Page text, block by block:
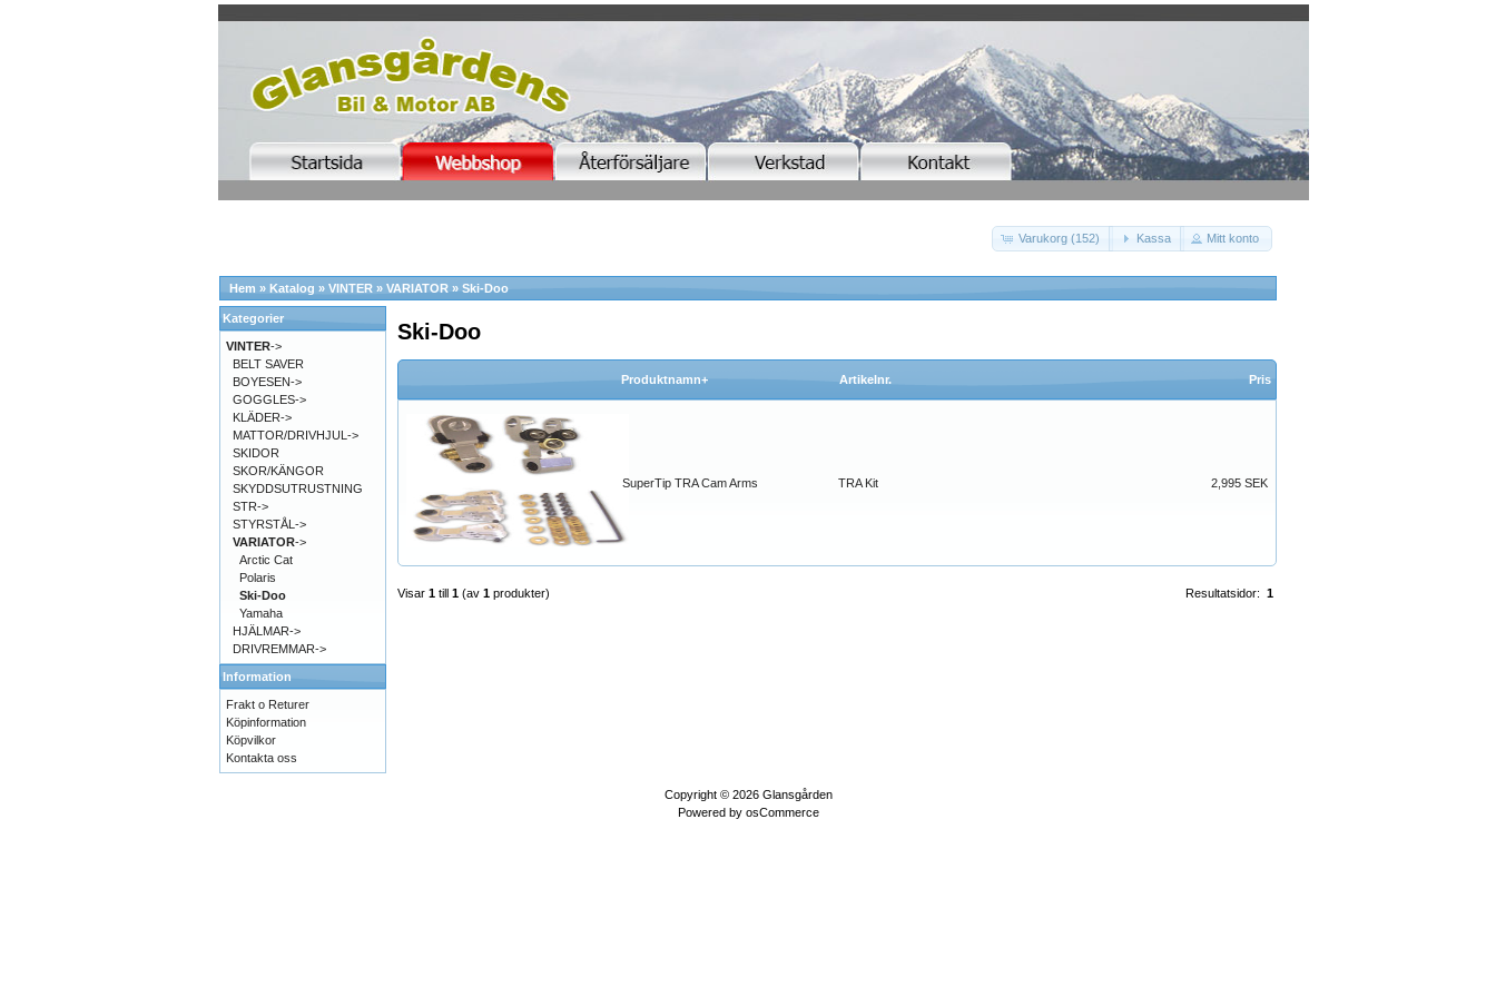
Varukorg (152) Kassa Mitt konto
Hem » Katalog » VINTER » VARIATOR » Ski-Doo
Ski-Doo
Produktnamn+ Artikelnr. Pris
SuperTip TRA Cam Arms TRA Kit 2,995 SEK
Resultatsidor: 1
Visar 1 till 1 (av 1 produkter)
Kategorier
VINTER->
BELT SAVER
BOYESEN->
GOGGLES->
KLÄDER->
MATTOR/DRIVHJUL->
SKIDOR
SKOR/KÄNGOR
SKYDDSUTRUSTNING
STR->
STYRSTÅL->
VARIATOR->
Arctic Cat
Polaris
Ski-Doo
Yamaha
HJÄLMAR->
DRIVREMMAR->
Information
Frakt o Returer
Köpinformation
Köpvilkor
Kontakta oss
Copyright © 2026 Glansgården
Powered by osCommerce